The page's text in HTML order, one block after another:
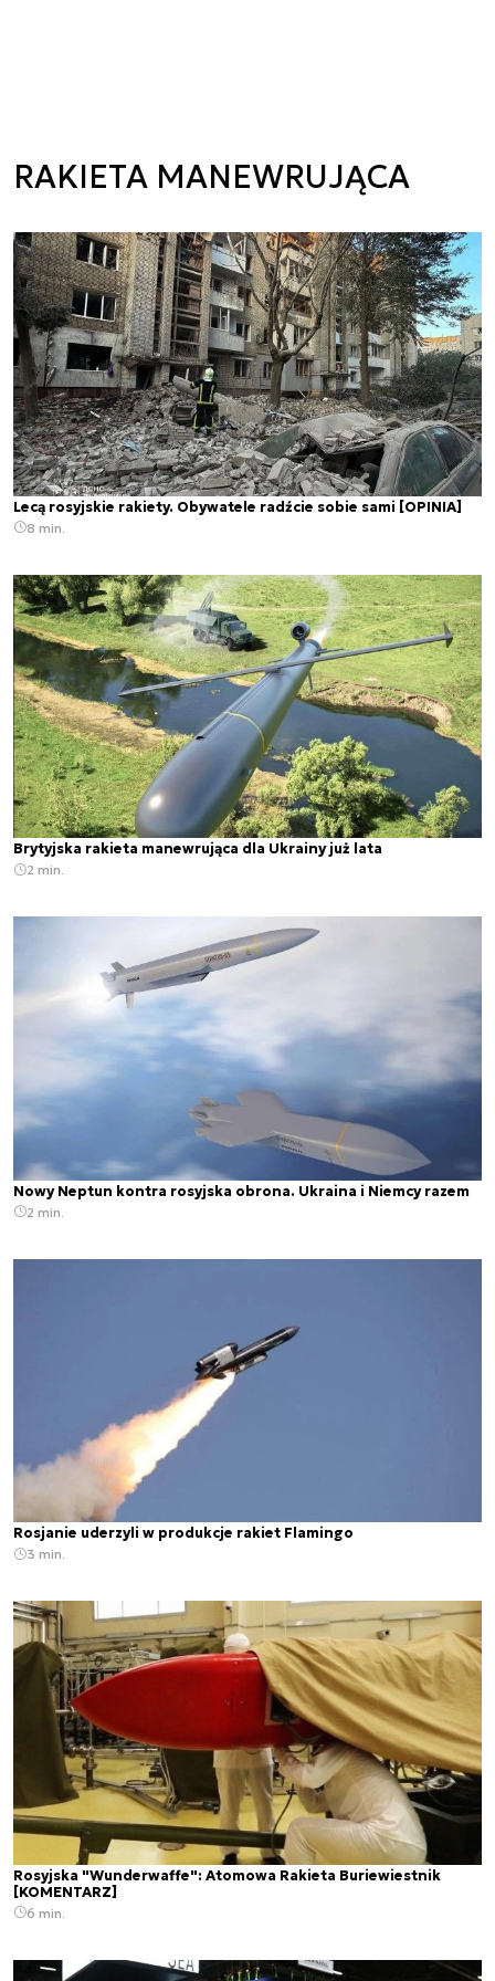
RAKIETA MANEWRUJĄCA
Lecą rosyjskie rakiety. Obywatele radźcie sobie sami [OPINIA]
8 min.
Brytyjska rakieta manewrująca dla Ukrainy już lata
2 min.
Nowy Neptun kontra rosyjska obrona. Ukraina i Niemcy razem
2 min.
Rosjanie uderzyli w produkcje rakiet Flamingo
3 min.
Rosyjska "Wunderwaffe": Atomowa Rakieta Buriewiestnik
[KOMENTARZ]
6 min.